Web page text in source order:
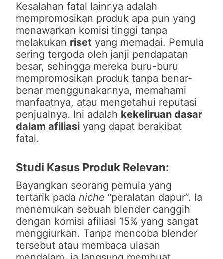
Kesalahan fatal lainnya adalah
mempromosikan produk apa pun yang
menawarkan komisi tinggi tanpa
melakukan riset yang memadai. Pemula
sering tergoda oleh janji pendapatan
besar, sehingga mereka buru-buru
mempromosikan produk tanpa benar-
benar menggunakannya, memahami
manfaatnya, atau mengetahui reputasi
penjualnya. Ini adalah kekeliruan dasar
dalam afiliasi yang dapat berakibat
fatal.
Studi Kasus Produk Relevan:
Bayangkan seorang pemula yang
tertarik pada niche “peralatan dapur”. Ia
menemukan sebuah blender canggih
dengan komisi afiliasi 15% yang sangat
menggiurkan. Tanpa mencoba blender
tersebut atau membaca ulasan